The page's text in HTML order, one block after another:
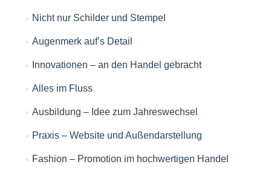
Nicht nur Schilder und Stempel
Augenmerk auf’s Detail
Innovationen – an den Handel gebracht
Alles im Fluss
Ausbildung – Idee zum Jahreswechsel
Praxis – Website und Außendarstellung
Fashion – Promotion im hochwertigen Handel